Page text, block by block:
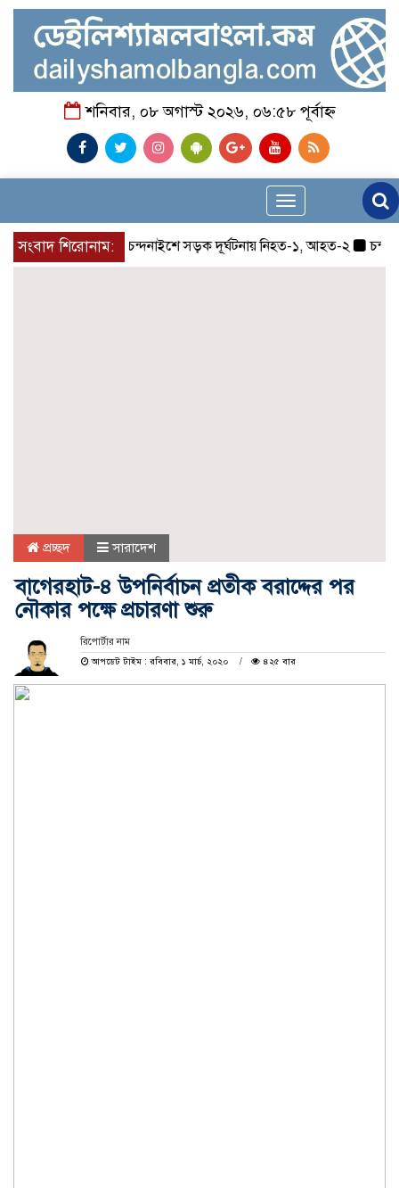
শনিবার, ০৮ অগাস্ট ২০২৬, ০৬:৫৮ পূর্বাহ্ন
Toggle
navigation
সংবাদ শিরোনাম:চন্দনাইশে সড়ক দূর্ঘটনায় নিহত-১, আহত-২
প্রচ্ছদ সারাদেশ
বাগেরহাট-৪ উপনির্বাচন প্রতীক বরাদ্দের পর
নৌকার পক্ষে প্রচারণা শুরু
রিপোর্টার নাম
আপডেট টাইম : রবিবার, ১ মার্চ, ২০২০
৪২৫ বার